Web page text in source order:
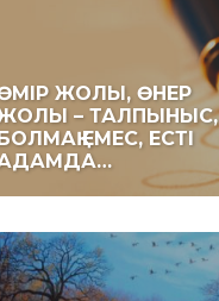
ЖОЛЫ, ӨНЕР
– ТАЛПЫНЫС,
ЕМЕС, ЕСТІ